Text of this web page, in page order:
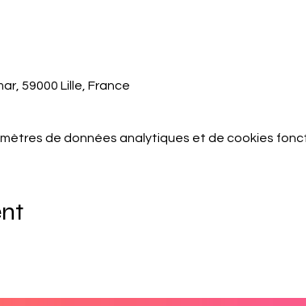
59000 Lille, France
de données analytiques et de cookies